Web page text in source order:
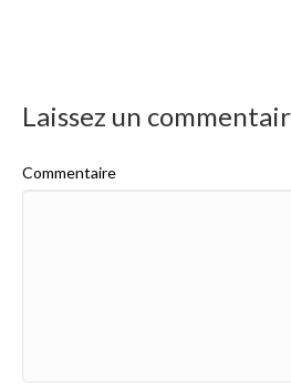
Laissez un commentaire